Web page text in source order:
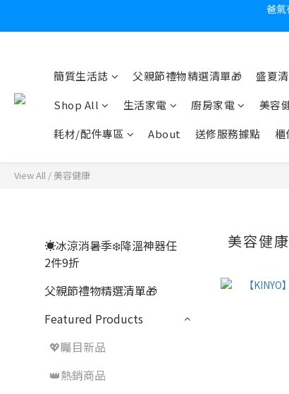
簡質生活誌 父親節禮物精選清單🎁 盛夏
Shop All
生活家電 廚房家電 美容
耗材/配件專區
About 送修服務據點 櫃
View All / 美容健康
☀️冰涼消暑季❄️降溫神器任
2件9折
父親節禮物精選清單🎁
Featured Products
💖矚目新品
👑熱銷商品
美容健康